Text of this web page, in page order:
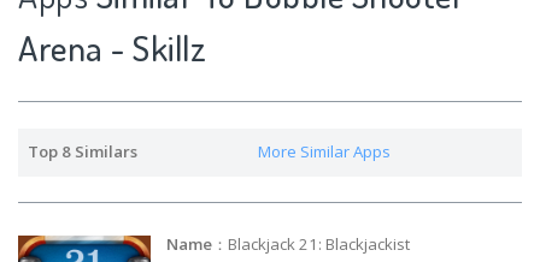
Arena - Skillz
Top 8 Similars More Similar Apps
Name ：Blackjack 21: Blackjackist